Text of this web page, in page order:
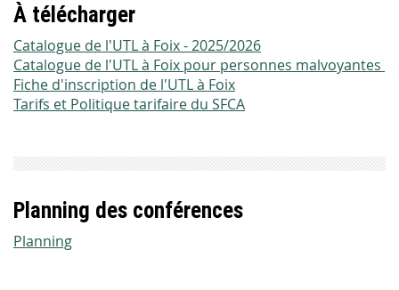
À télécharger
Catalogue de l'UTL à Foix - 2025/2026
Catalogue de l'UTL à Foix pour personnes malvoyantes
Fiche d'inscription de l'UTL à Foix
Tarifs et Politique tarifaire du SFCA
Planning des conférences
Planning